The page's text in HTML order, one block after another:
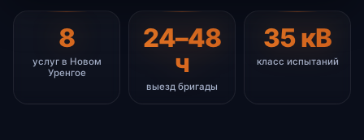
8
услуг в Новом
Уренгое
24–48
ч
выезд бригады
35 кВ
класс испытаний